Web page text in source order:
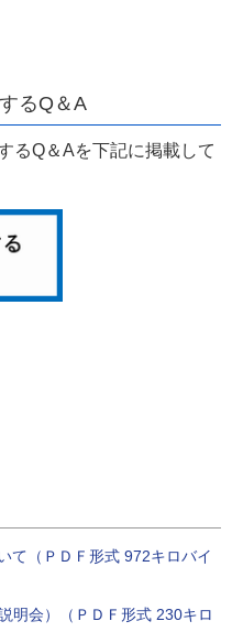
るQ＆A
るQ＆Aを下記に掲載して
て（ＰＤＦ形式 972キロバイ
明会）（ＰＤＦ形式 230キロ